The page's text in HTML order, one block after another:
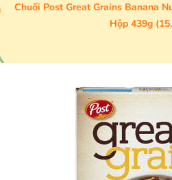
Chuối Post Great Grains Banana
Hộp 439g